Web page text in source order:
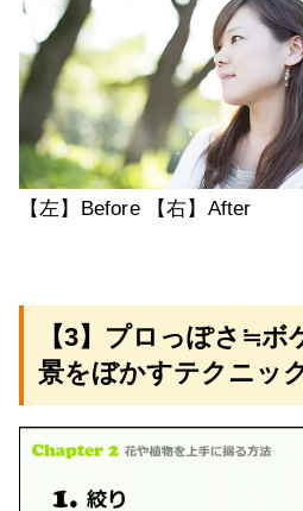
【左】Before 【右】After
【3】プロっぽさ≒ボ
景をぼかすテクニッ